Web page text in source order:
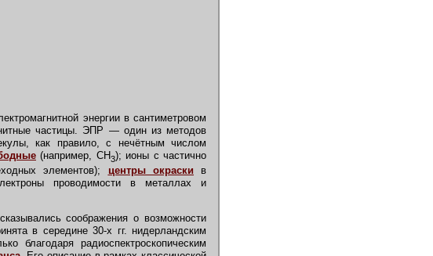
энергии в сантиметровом
частицы. ЭПР — один из методов
как правило, с нечётным числом
(например, CH3); ионы с частично
элементов); центры окраски в
проводимости в металлах и
соображения о возможности
в середине 30-х гг. нидерландским
благодаря радиоспектроскопическим